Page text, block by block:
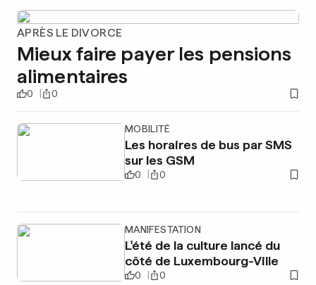
APRÈS LE DIVORCE
Mieux faire payer les pensions
alimentaires
0 0
MOBILITÉ
Les horaires de bus par SMS
sur les GSM
0 0
MANIFESTATION
L'été de la culture lancé du
côté de Luxembourg-Ville
0 0